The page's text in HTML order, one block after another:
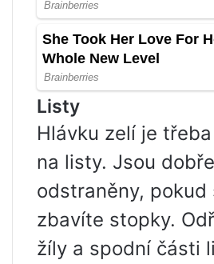
Listy
Hlávku zelí je
na listy. Jsou dobře
odstraněny, pokud
zbavíte stopky.
žíly a spodní části